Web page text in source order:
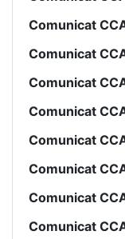
Comunicat
Comunicat
Comunicat
Comunicat
Comunicat
Comunicat
Comunicat
Comunicat